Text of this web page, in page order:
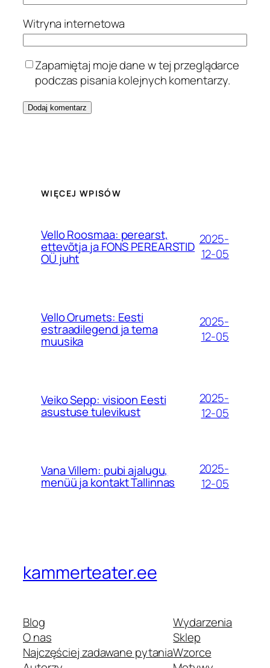
Witryna internetowa
Zapamiętaj moje dane w tej przeglądarce
podczas pisania kolejnych komentarzy.
WIĘCEJ WPISÓW
Vello Roosmaa: perearst,
ettevõtja ja FONS PEREARSTID
OÜ juht
2025-
12-05
Vello Orumets: Eesti
estraadilegend ja tema
muusika
2025-
12-05
Veiko Sepp: visioon Eesti
asustuse tulevikust
2025-
12-05
Vana Villem: pubi ajalugu,
menüü ja kontakt Tallinnas
2025-
12-05
kammerteater.ee
Blog
O nas
Najczęściej zadawane pytania
Wydarzenia
Sklep
Wzorce